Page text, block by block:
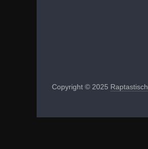
Copyright © 2025 Raptastisch